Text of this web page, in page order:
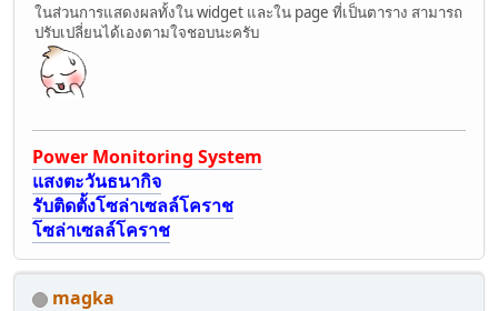
ในส่วนการแสดงผลทั้งใน widget และใน page ที่เป็นตาราง สามารถ
ปรับเปลี่ยนได้เองตามใจชอบนะครับ
Power Monitoring System
แสงตะวันธนากิจ
รับติดตั้งโซล่าเซลล์โคราช
โซล่าเซลล์โคราช
magka